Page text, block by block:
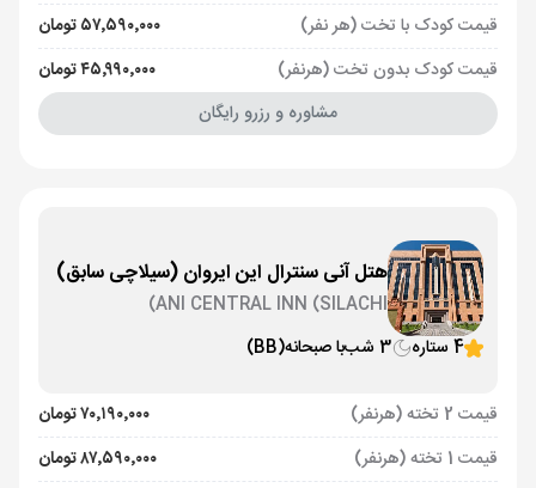
قیمت کودک با تخت (هر نفر)
۵۷٬۵۹۰٬۰۰۰ تومان
قیمت کودک بدون تخت (هرنفر)
۴۵٬۹۹۰٬۰۰۰ تومان
مشاوره و رزرو رایگان
هتل آنی سنترال این ایروان (سیلاچی سابق)
ANI CENTRAL INN (SILACHI)
4 ستاره
3 شب با صبحانه(BB)
قیمت 2 تخته (هرنفر)
۷۰٬۱۹۰٬۰۰۰ تومان
قیمت 1 تخته (هرنفر)
۸۷٬۵۹۰٬۰۰۰ تومان